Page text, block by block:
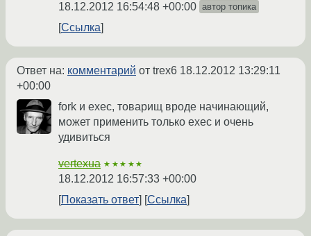
18.12.2012 16:54:48 +00:00 автор топика
Ссылка
Ответ на: комментарий от trex6 18.12.2012 13:29:11
+00:00
fork и exec, товарищ вроде начинающий,
может применить только exec и очень
удивиться
vertexua ★★★★★
18.12.2012 16:57:33 +00:00
Показать ответ
Ссылка